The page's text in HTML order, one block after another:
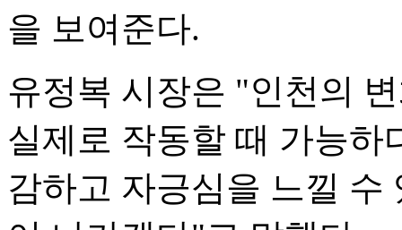
을 보여준다.
유정복 시장은 "인천의
실제로 작동할 때 가능
감하고 자긍심을 느낄 수